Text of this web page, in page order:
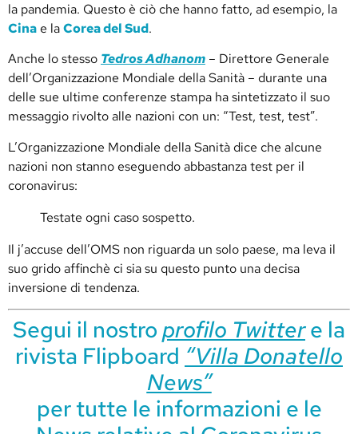
la pandemia. Questo è ciò che hanno fatto, ad esempio, la
Cinae laCorea del Sud.
Anche lo stesso Tedros Adhanom – Direttore Generale
dell’Organizzazione Mondiale della Sanità – durante una
delle sue ultime conferenze stampa ha sintetizzato il suo
messaggio rivolto alle nazioni con un: “Test, test, test”.
L’Organizzazione Mondiale della Sanità dice che alcune
nazioni non stanno eseguendo abbastanza test per il
coronavirus:
Testate ogni caso sospetto.
Il j’accuse dell’OMS non riguarda un solo paese, ma leva il
suo grido affinchè ci sia su questo punto una decisa
inversione di tendenza.
Segui il nostroprofilo Twittere la
rivista Flipboard “Villa Donatello
News”
per tutte le informazioni e le